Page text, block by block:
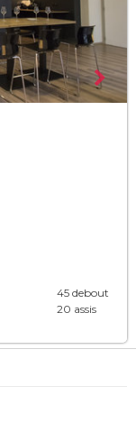
45 debout
20 assis